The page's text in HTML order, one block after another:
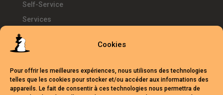
Cookies
Pour offrir les meilleures expériences, nous utilisons des technologies
telles que les cookies pour stocker et/ou accéder aux informations des
appareils. Le fait de consentir à ces technologies nous permettra de
Self-Service
Services
Télétravail
Temps d'Avance